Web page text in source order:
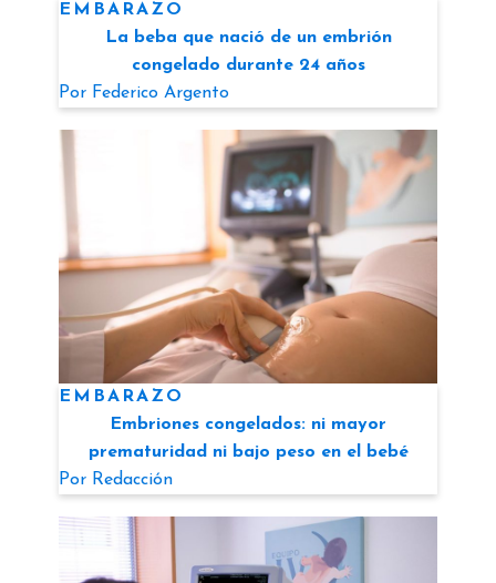
EMBARAZO
La beba que nació de un embrión
congelado durante 24 años
Por Federico Argento
EMBARAZO
Embriones congelados: ni mayor
prematuridad ni bajo peso en el bebé
Por Redacción